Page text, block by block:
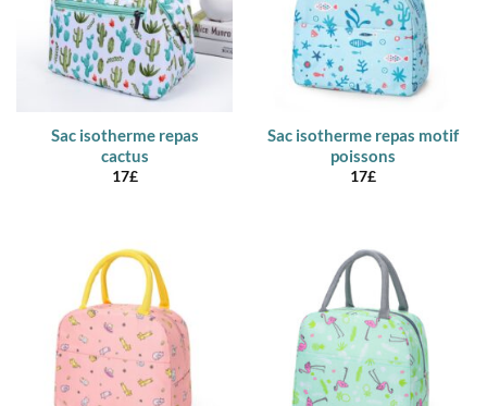
Sac isotherme repas
cactus
17£
Sac isotherme repas motif
poissons
17£